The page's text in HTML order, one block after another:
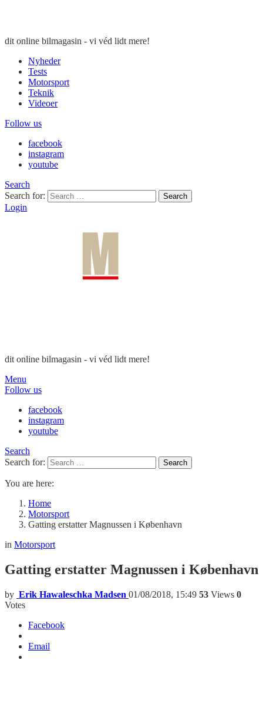
dit online bilmagasin - vi véd lidt mere!
Nyheder
Tests
Motorsport
Teknik
Videoer
Follow us
facebook
instagram
youtube
Search
Search for:
Search
Login
dit online bilmagasin - vi véd lidt mere!
Menu
Follow us
facebook
instagram
youtube
Search
Search for:
Search
You are here:
Home
Motorsport
Gatting erstatter Magnussen i København
in Motorsport
Gatting erstatter Magnussen i København
by Erik Hawaleschka Madsen 01/08/2018, 15:49 53 Views 0
Votes
Facebook
Email